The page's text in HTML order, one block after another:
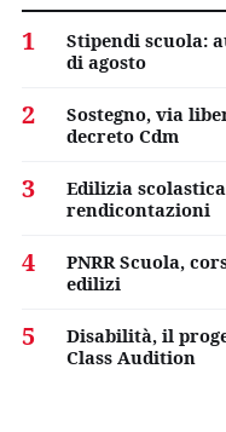
1
Stipendi scuola:
di agosto
2
Sostegno, via
decreto Cdm
3
Edilizia
rendicontazioni
4
PNRR Scuola,
edilizi
5
Disabilità, il
Class Audition